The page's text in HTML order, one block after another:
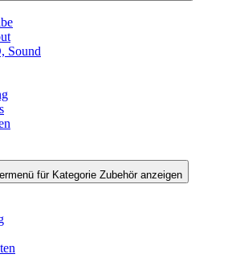
Sound
für Kategorie Zubehör anzeigen